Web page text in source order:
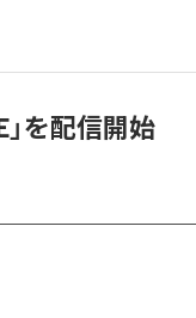
」を配信開始